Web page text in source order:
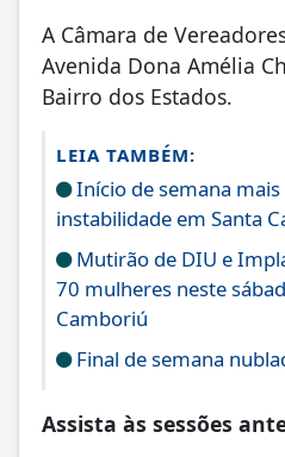
A Câmara de
Avenida Dona Amélia
Bairro dos Estados.
LEIA TAMBÉM:
Início de semana
instabilidade em Santa
Mutirão de DIU e
70 mulheres neste
Camboriú
Final de semana
Assista às sessões